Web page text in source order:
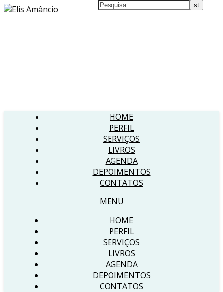
HOME
PERFIL
SERVIÇOS
LIVROS
AGENDA
DEPOIMENTOS
CONTATOS
MENU
HOME
PERFIL
SERVIÇOS
LIVROS
AGENDA
DEPOIMENTOS
CONTATOS